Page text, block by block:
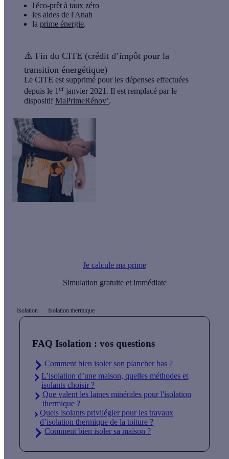
l'éco-prêt à taux zéro
les aides de l'Anah
la prime énergie.
⚠️ Fin du CITE (crédit d’impôt pour la
transition énergétique)
Le CITE est supprimé pour les dépenses effectuées
depuis le 1er janvier 2021. Il est remplacé par le
dispositifMaPrimeRénov’.
Je calcule ma prime
Simulation gratuite et immédiate
Isolation Isolation thermique
FAQ Isolation : vos questions
Comment bien isoler son plancher bas ?
L’isolation d’une maison, quelles méthodes et
isolants choisir ?
Que valent les laines minérales pour l'isolation
thermique ?
Quels isolants privilégier pour les travaux
d’isolation thermique de la toiture ?
Comment bien isoler sa maison ?